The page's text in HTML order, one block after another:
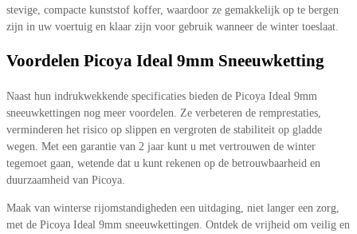
stevige, compacte kunststof koffer, waardoor ze gemakkelijk op te bergen
zijn in uw voertuig en klaar zijn voor gebruik wanneer de winter toeslaat.
Voordelen Picoya Ideal 9mm Sneeuwketting
Naast hun indrukwekkende specificaties bieden de Picoya Ideal 9mm
sneeuwkettingen nog meer voordelen. Ze verbeteren de remprestaties,
verminderen het risico op slippen en vergroten de stabiliteit op gladde
wegen. Met een garantie van 2 jaar kunt u met vertrouwen de winter
tegemoet gaan, wetende dat u kunt rekenen op de betrouwbaarheid en
duurzaamheid van Picoya.
Maak van winterse rijomstandigheden een uitdaging, niet langer een zorg,
met de Picoya Ideal 9mm sneeuwkettingen. Ontdek de vrijheid om veilig en